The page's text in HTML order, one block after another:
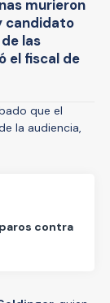
murieron
candidato
las
el fiscal de
que el
la audiencia,
contra